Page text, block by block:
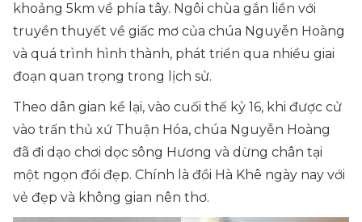
khoảng 5km về phía tây. Ngôi chùa gắn liền với
truyền thuyết về giấc mơ của chúa Nguyễn Hoàng
và quá trình hình thành, phát triển qua nhiều giai
đoạn quan trọng trong lịch sử.
Theo dân gian kể lại, vào cuối thế kỷ 16, khi được cử
vào trấn thủ xứ Thuận Hóa, chúa Nguyễn Hoàng
đã đi dạo chơi dọc sông Hương và dừng chân tại
một ngọn đồi đẹp. Chính là đồi Hà Khê ngày nay với
vẻ đẹp và không gian nên thơ.